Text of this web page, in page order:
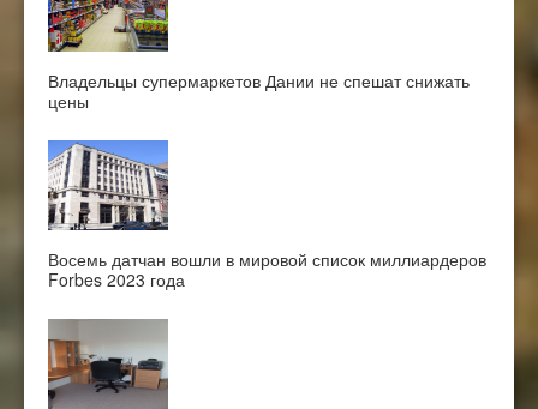
Владельцы супермаркетов Дании не спешат снижать
цены
Восемь датчан вошли в мировой список миллиардеров
Forbes 2023 года